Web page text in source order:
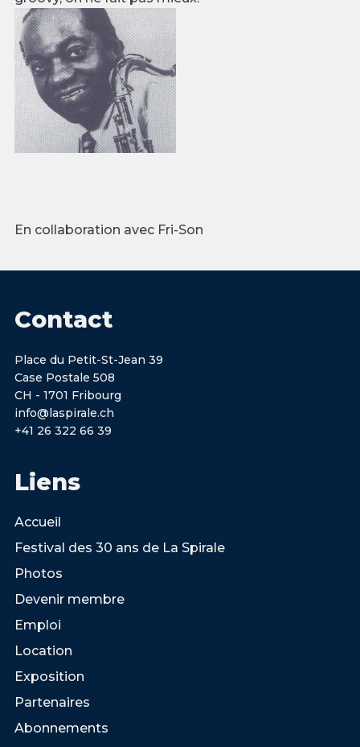
En collaboration avec Fri-Son
Contact
Place du Petit-St-Jean 39
Case Postale 508
CH - 1701 Fribourg
info@laspirale.ch
+41 26 322 66 39
Liens
Accueil
Festival des 30 ans de La Spirale
Photos
Devenir membre
Emploi
Location
Exposition
Partenaires
Abonnements